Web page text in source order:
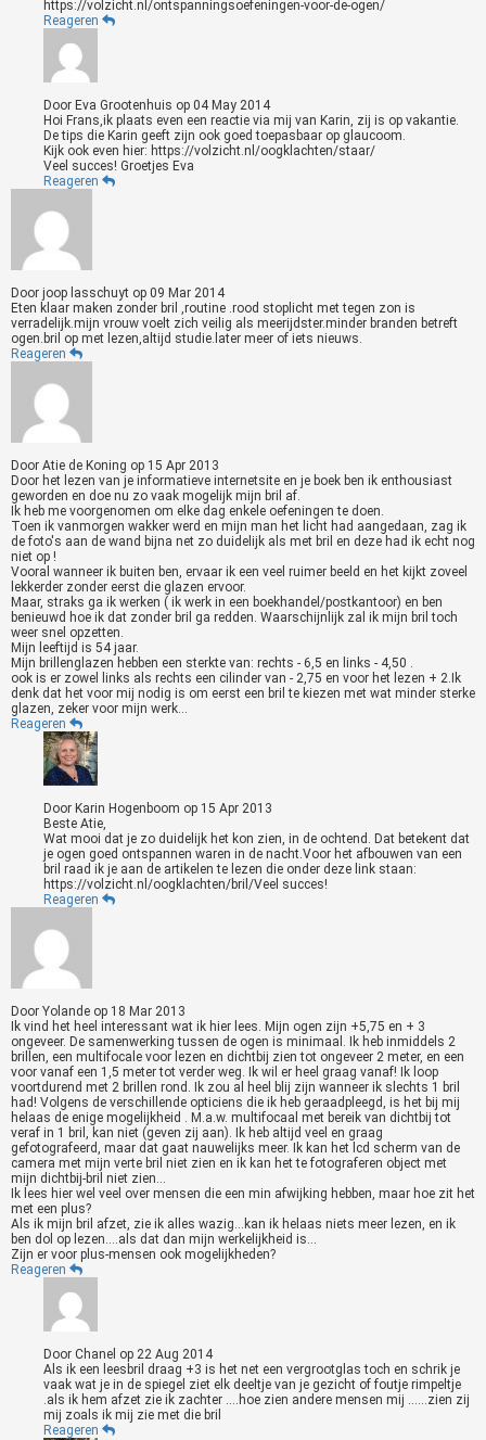
https://volzicht.nl/ontspanningsoefeningen-voor-de-ogen/
Reageren
Door Eva Grootenhuis op 04 May 2014
Hoi Frans,ik plaats even een reactie via mij van Karin, zij is op vakantie.
De tips die Karin geeft zijn ook goed toepasbaar op glaucoom.
Kijk ook even hier: https://volzicht.nl/oogklachten/staar/
Veel succes! Groetjes Eva
Reageren
Door joop lasschuyt op 09 Mar 2014
Eten klaar maken zonder bril ,routine .rood stoplicht met tegen zon is
verradelijk.mijn vrouw voelt zich veilig als meerijdster.minder branden betreft
ogen.bril op met lezen,altijd studie.later meer of iets nieuws.
Reageren
Door Atie de Koning op 15 Apr 2013
Door het lezen van je informatieve internetsite en je boek ben ik enthousiast
geworden en doe nu zo vaak mogelijk mijn bril af.
Ik heb me voorgenomen om elke dag enkele oefeningen te doen.
Toen ik vanmorgen wakker werd en mijn man het licht had aangedaan, zag ik
de foto's aan de wand bijna net zo duidelijk als met bril en deze had ik echt nog
niet op !
Vooral wanneer ik buiten ben, ervaar ik een veel ruimer beeld en het kijkt zoveel
lekkerder zonder eerst die glazen ervoor.
Maar, straks ga ik werken ( ik werk in een boekhandel/postkantoor) en ben
benieuwd hoe ik dat zonder bril ga redden. Waarschijnlijk zal ik mijn bril toch
weer snel opzetten.
Mijn leeftijd is 54 jaar.
Mijn brillenglazen hebben een sterkte van: rechts - 6,5 en links - 4,50 .
ook is er zowel links als rechts een cilinder van - 2,75 en voor het lezen + 2.Ik
denk dat het voor mij nodig is om eerst een bril te kiezen met wat minder sterke
glazen, zeker voor mijn werk...
Reageren
Door Karin Hogenboom op 15 Apr 2013
Beste Atie,
Wat mooi dat je zo duidelijk het kon zien, in de ochtend. Dat betekent dat
je ogen goed ontspannen waren in de nacht.Voor het afbouwen van een
bril raad ik je aan de artikelen te lezen die onder deze link staan:
https://volzicht.nl/oogklachten/bril/Veel succes!
Reageren
Door Yolande op 18 Mar 2013
Ik vind het heel interessant wat ik hier lees. Mijn ogen zijn +5,75 en + 3
ongeveer. De samenwerking tussen de ogen is minimaal. Ik heb inmiddels 2
brillen, een multifocale voor lezen en dichtbij zien tot ongeveer 2 meter, en een
voor vanaf een 1,5 meter tot verder weg. Ik wil er heel graag vanaf! Ik loop
voortdurend met 2 brillen rond. Ik zou al heel blij zijn wanneer ik slechts 1 bril
had! Volgens de verschillende opticiens die ik heb geraadpleegd, is het bij mij
helaas de enige mogelijkheid . M.a.w. multifocaal met bereik van dichtbij tot
veraf in 1 bril, kan niet (geven zij aan). Ik heb altijd veel en graag
gefotografeerd, maar dat gaat nauwelijks meer. Ik kan het lcd scherm van de
camera met mijn verte bril niet zien en ik kan het te fotograferen object met
mijn dichtbij-bril niet zien...
Ik lees hier wel veel over mensen die een min afwijking hebben, maar hoe zit het
met een plus?
Als ik mijn bril afzet, zie ik alles wazig...kan ik helaas niets meer lezen, en ik
ben dol op lezen....als dat dan mijn werkelijkheid is...
Zijn er voor plus-mensen ook mogelijkheden?
Reageren
Door Chanel op 22 Aug 2014
Als ik een leesbril draag +3 is het net een vergrootglas toch en schrik je
vaak wat je in de spiegel ziet elk deeltje van je gezicht of foutje rimpeltje
.als ik hem afzet zie ik zachter ....hoe zien andere mensen mij ......zien zij
mij zoals ik mij zie met die bril
Reageren